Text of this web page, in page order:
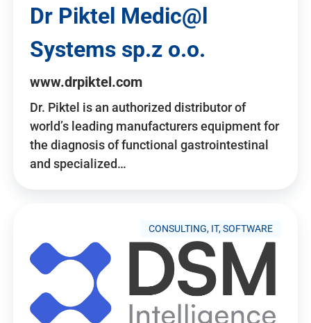
Dr Piktel Medic@l
Systems sp.z o.o.
www.drpiktel.com
Dr. Piktel is an authorized distributor of
world’s leading manufacturers equipment for
the diagnosis of functional gastrointestinal
and specialized…
CONSULTING, IT, SOFTWARE